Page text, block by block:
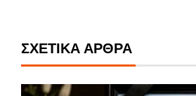
ΣΧΕΤΙΚΆ ΆΡΘΡΑ